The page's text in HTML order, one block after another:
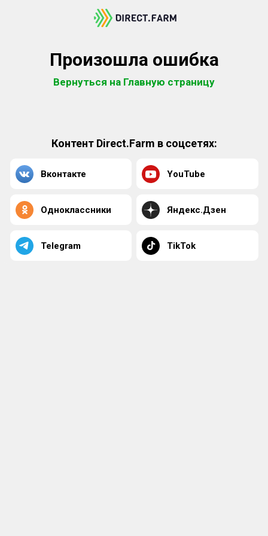
Произошла ошибка
Вернуться на Главную страницу
Контент Direct.Farm в соцсетях:
Вконтакте YouTube
Одноклассники Яндекс.Дзен
Telegram TikTok